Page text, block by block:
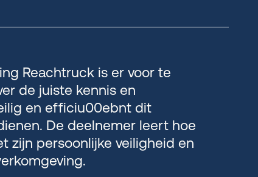
Reachtruck is er voor te
de juiste kennis en
en efficiu00ebnt dit
De deelnemer leert hoe
zijn persoonlijke veiligheid en